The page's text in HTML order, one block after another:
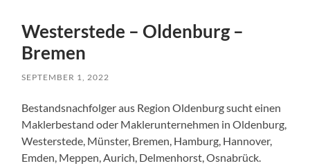
Westerstede – Oldenburg –
Bremen
SEPTEMBER 1, 2022
Bestandsnachfolger aus Region Oldenburg sucht einen
Maklerbestand oder Maklerunternehmen in Oldenburg,
Westerstede, Münster, Bremen, Hamburg, Hannover,
Emden, Meppen, Aurich, Delmenhorst, Osnabrück.